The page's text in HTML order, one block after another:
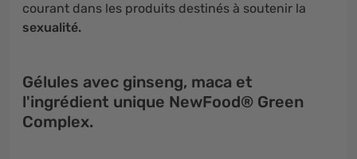
courant dans les produits destinés à soutenir la
sexualité.
Gélules avec ginseng, maca et
l'ingrédient unique NewFood® Green
Complex.